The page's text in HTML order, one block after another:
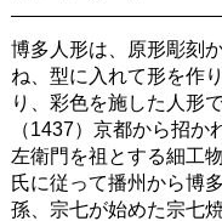
博多人形は、原形彫刻
ね、型に入れて形を作
り、彩色を施した人形
（1437）京都から招
左衛門を祖とする細工
氏に従って播州から博
孫、宗七が始めた宗七